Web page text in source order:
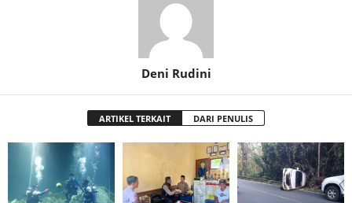
Deni Rudini
ARTIKEL TERKAIT DARI PENULIS